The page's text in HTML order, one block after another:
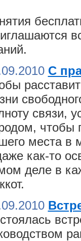
С
связи,
чтобы
места в
как-то
деле в